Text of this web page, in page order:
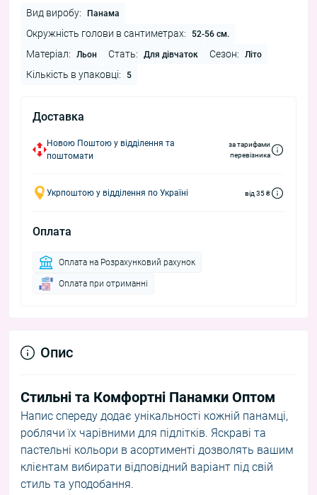
Вид виробу: Панама
Окружність голови в сантиметрах: 52-56 см.
Матеріал: Льон Стать: Для дівчаток Сезон: Літо
Кількість в упаковці: 5
Доставка
Новою Поштою у відділення та
поштомати
за тарифами
перевізника
Укрпоштою у відділення по Україні від 35 ₴
Оплата
Оплата на Розрахунковий рахунок
Оплата при отриманні
Опис
Стильні та Комфортні Панамки Оптом
Напис спереду додає унікальності кожній панамці,
роблячи їх чарівними для підлітків. Яскраві та
пастельні кольори в асортименті дозволять вашим
клієнтам вибирати відповідний варіант під свій
стиль та уподобання.